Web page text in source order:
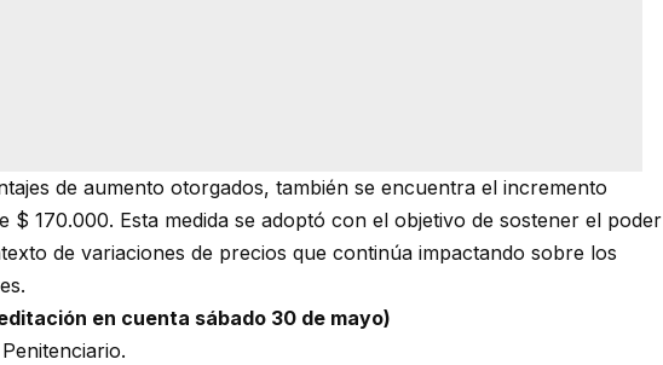
de aumento otorgados, también se encuentra el incremento
$ 170.000. Esta medida se adoptó con el objetivo de sostener el poder
de variaciones de precios que continúa impactando sobre los
en cuenta sábado 30 de mayo)